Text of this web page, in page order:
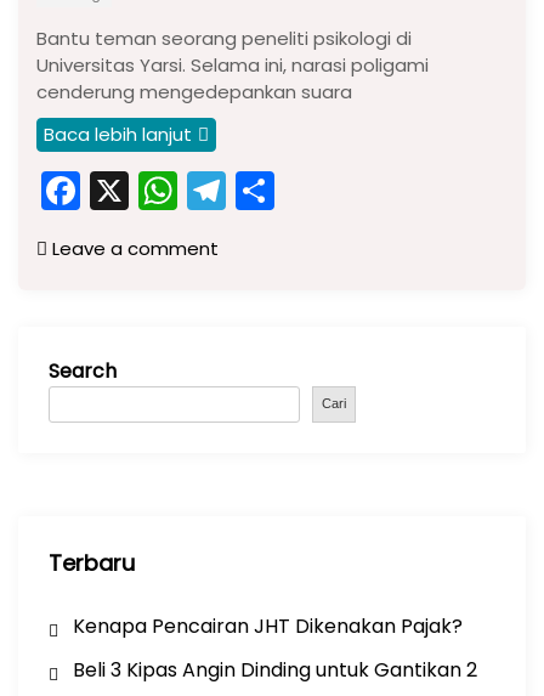
Bantu teman seorang peneliti psikologi di
Universitas Yarsi. Selama ini, narasi poligami
cenderung mengedepankan suara
Baca lebih lanjut
F
a
c
o
o
X W
h
a
p
p
T
el
m
Leave a comment
Search
Cari
Terbaru
Kenapa Pencairan JHT Dikenakan Pajak?
Beli 3 Kipas Angin Dinding untuk Gantikan 2